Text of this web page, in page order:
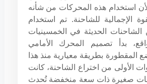
لأن استخدام هذه المحركات من شأنه
الإجمالية للشاحنة. تم استخدام
الشاحنات الحديثة في الخمسينيات
بدأ تصميم المحرك الأمامي
المقطورة بطريقة معيارية منذ هذا
الأولى من اختراع الشاحنة، كانت
صغيرة ذات سعة منخفضة تُحدث